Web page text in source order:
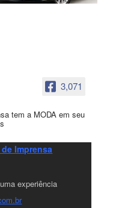
3,071
tem a MODA em seu
Imprensa
experiência